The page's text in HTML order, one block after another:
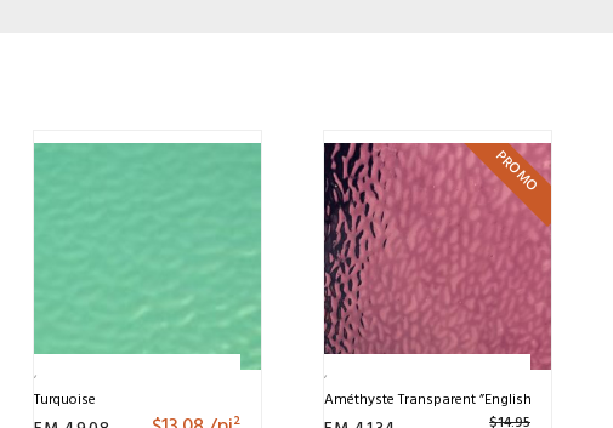
Turquoise
PROMO
Améthyste Transparent ”English Muffle”
$14.95